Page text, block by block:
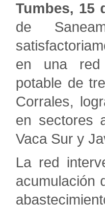
Tumbes, 15
de
en una red
potable de
Corrales,
en sectores
Vaca Sur y
La red
acumulación